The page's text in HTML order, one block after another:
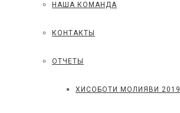
НАША КОМАНДА
КОНТАКТЫ
ОТЧЕТЫ
ХИСОБОТИ МОЛИЯВИ 2019